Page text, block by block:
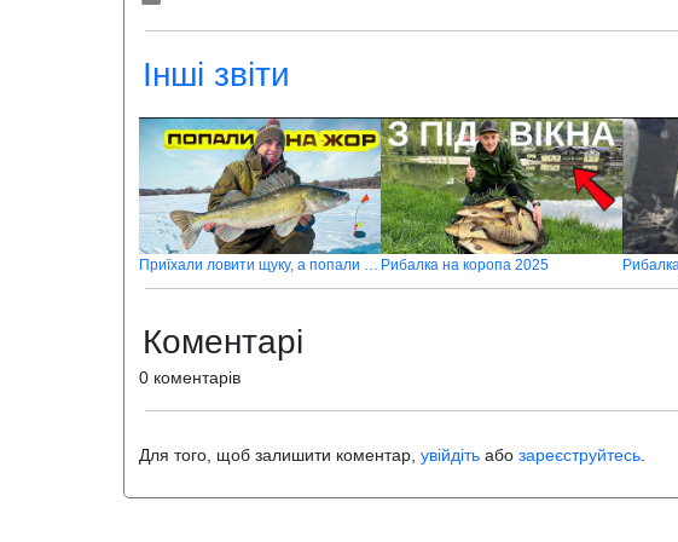
Інші звіти
Приїхали ловити щуку, а попали на стаю крупного судака Рибалка на коропа 2025
Коментарі
0 коментарів
Для того, щоб залишити коментар, увійдіть або зареєструйтесь